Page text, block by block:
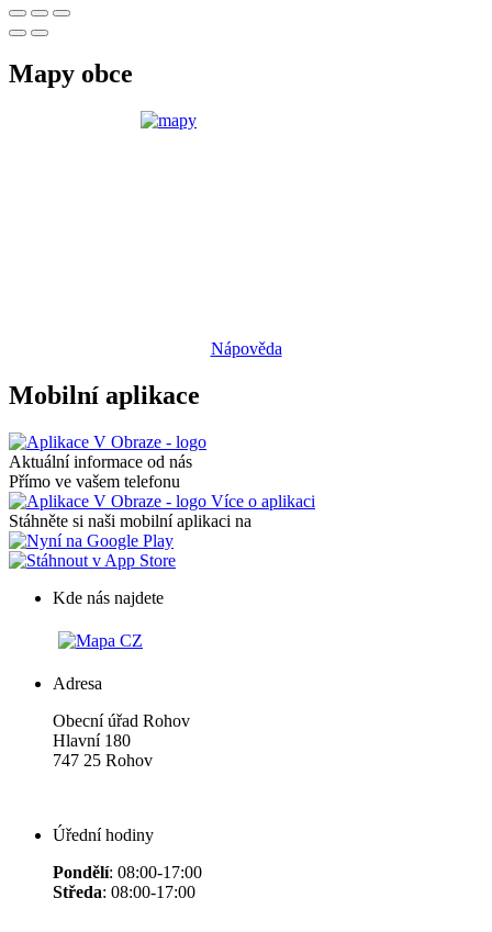
Mapy obce
Nápověda
Mobilní aplikace
Aktuální informace od nás
Přímo ve vašem telefonu
Více o aplikaci
Stáhněte si naši mobilní aplikaci na
Kde nás najdete
Adresa
Obecní úřad Rohov
Hlavní 180
747 25 Rohov
Úřední hodiny
Pondělí: 08:00-17:00
Středa: 08:00-17:00